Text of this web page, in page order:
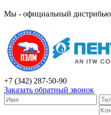
Мы - официальный
+7 (342) 287-50-90
Заказать обратный звонок